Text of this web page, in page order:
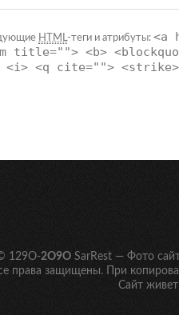
HTML -теги и атрибуты: <a
title=""> <b>
<i> <q cite="">
129O-2O9O SarRest — Фото
права защищены. При
Сайт живет